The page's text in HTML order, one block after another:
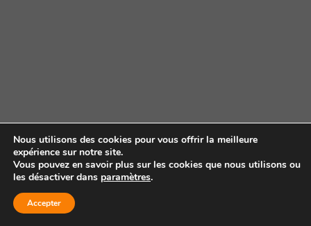
Nous utilisons des cookies pour vous offrir la meilleure
expérience sur notre site.
Vous pouvez en savoir plus sur les cookies que nous utilisons ou
les désactiver dans paramètres.
Accepter